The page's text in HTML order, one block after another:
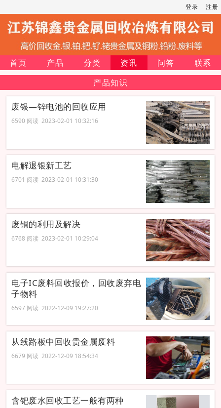
登录 注册
首页 产品 分类 资讯 问答
联系
产品知识
废银—锌电池的回收应用
6590 阅读 2023-02-01 10:32:16
电解退银新工艺
6701 阅读 2023-02-01 10:31:30
废铜的利用及解决
6768 阅读 2023-02-01 10:29:04
电子IC废料回收报价，回收废弃电
子物料
6597 阅读 2022-12-09 19:27:20
从线路板中回收贵金属废料
6679 阅读 2022-12-09 18:54:34
含钯废水回收工艺一般有两种